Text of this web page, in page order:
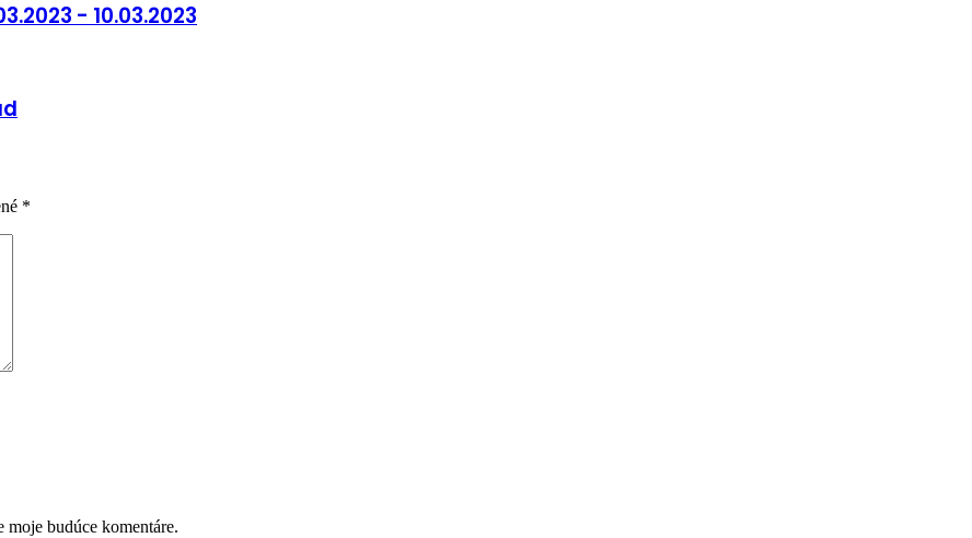
- 10.03.2023
*
budúce komentáre.